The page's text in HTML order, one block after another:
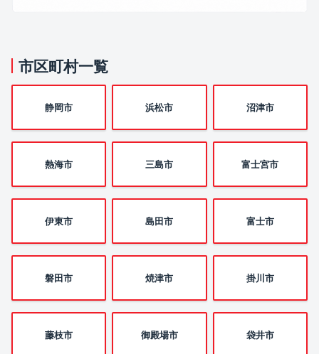
市区町村一覧
静岡市 浜松市 沼津市
熱海市 三島市 富士宮市
伊東市 島田市 富士市
磐田市 焼津市 掛川市
藤枝市 御殿場市 袋井市